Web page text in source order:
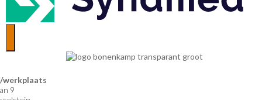
werkplaats
9